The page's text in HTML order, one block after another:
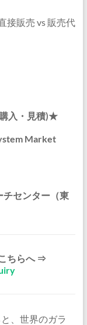
接販売 vs 販売代
入・見積)★
Market
チセンター（東
ちらへ ⇒
、世界のガラ